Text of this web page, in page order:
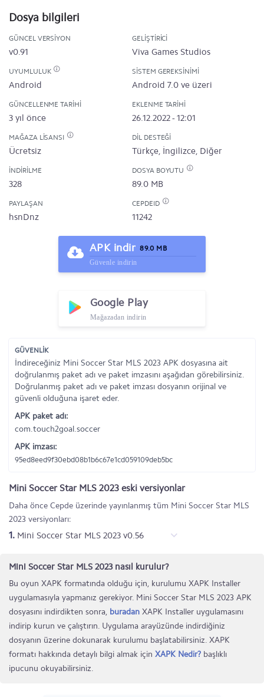
Dosya bilgileri
GÜNCEL VERSIYON
v0.91
GELIŞTIRICI
Viva Games Studios
UYUMLULUK
Android
SISTEM GEREKSINIMI
Android 7.0 ve üzeri
GÜNCELLENME TARIHI
3 yıl önce
EKLENME TARIHI
26.12.2022 - 12:01
MAĞAZA LISANSI
Ücretsiz
DIL DESTEĞI
Türkçe, İngilizce, Diğer
İNDIRILME
328
DOSYA BOYUTU
89.0 MB
PAYLAŞAN
hsnDnz
CEPDEID
11242
APK indir 89.0 MB
Güvenle indirin
Google Play
Mağazadan indirin
GÜVENLİK
İndireceğiniz Mini Soccer Star MLS 2023 APK dosyasına ait
doğrulanmış paket adı ve paket imzasını aşağıdan görebilirsiniz.
Doğrulanmış paket adı ve paket imzası dosyanın orijinal ve
güvenli olduğuna işaret eder.
APK paket adı:
com.touch2goal.soccer
APK imzası:
95ed8eed9f30ebd08b1b6c67e1cd059109deb5bc
Mini Soccer Star MLS 2023 eski versiyonlar
Daha önce Cepde üzerinde yayınlanmış tüm Mini Soccer Star MLS
2023 versiyonları:
1. Mini Soccer Star MLS 2023 v0.56
Mini Soccer Star MLS 2023 nasıl kurulur?
Bu oyun XAPK formatında olduğu için, kurulumu XAPK Installer
uygulamasıyla yapmanız gerekiyor. Mini Soccer Star MLS 2023 APK
dosyasını indirdikten sonra, buradan XAPK Installer uygulamasını
indirip kurun ve çalıştırın. Uygulama arayüzünde indirdiğiniz
dosyanın üzerine dokunarak kurulumu başlatabilirsiniz. XAPK
formatı hakkında detaylı bilgi almak için XAPK Nedir? başlıklı
ipucunu okuyabilirsiniz.